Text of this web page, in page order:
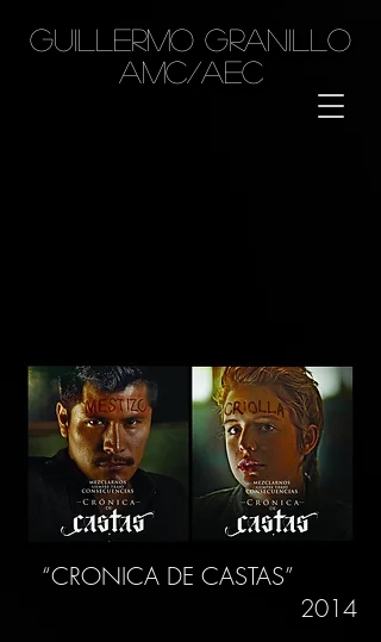
GUILLERMO GRANILLO
AMC/AEC
“CRONICA DE CASTAS”
2014